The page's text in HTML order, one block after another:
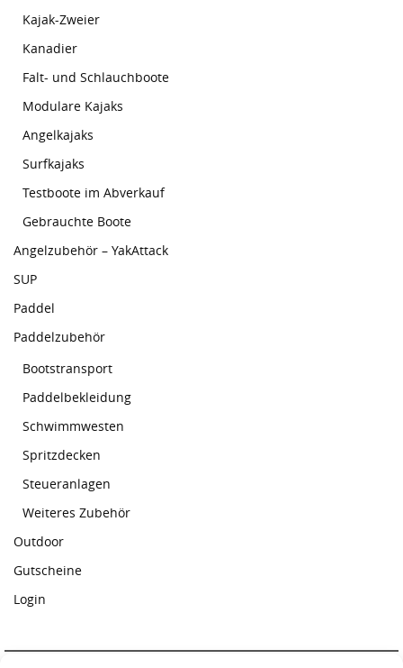
Kajak-Zweier
Kanadier
Falt- und Schlauchboote
Modulare Kajaks
Angelkajaks
Surfkajaks
Testboote im Abverkauf
Gebrauchte Boote
Angelzubehör – YakAttack
SUP
Paddel
Paddelzubehör
Bootstransport
Paddelbekleidung
Schwimmwesten
Spritzdecken
Steueranlagen
Weiteres Zubehör
Outdoor
Gutscheine
Login